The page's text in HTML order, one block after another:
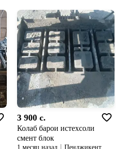
3 900 c.
Колаб барои истехсоли
смент блок
1 месяц назад Пенджикент